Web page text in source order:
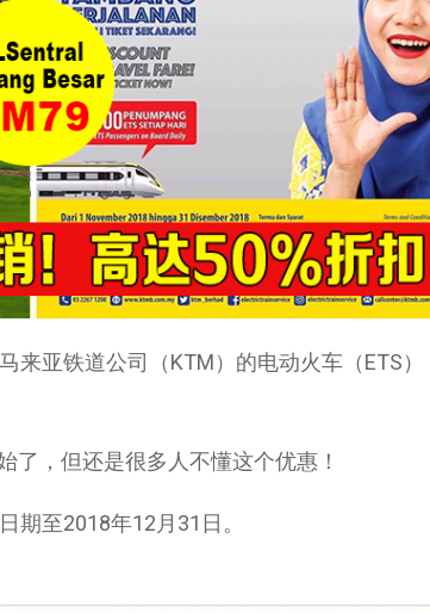
来亚铁道公司（KTM）的电动火车（ETS）
了，但还是很多人不懂这个优惠！
期至2018年12月31日。